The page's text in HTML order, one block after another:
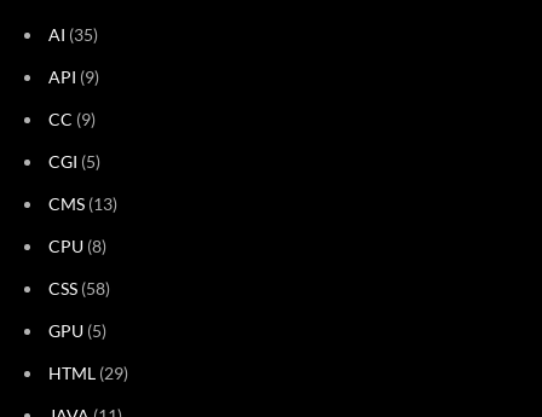
AI (35)
API (9)
CC (9)
CGI (5)
CMS (13)
CPU (8)
CSS (58)
GPU (5)
HTML (29)